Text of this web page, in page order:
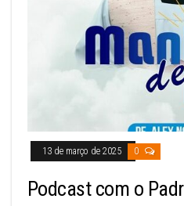
13 de março de 2025 0
Podcast com o